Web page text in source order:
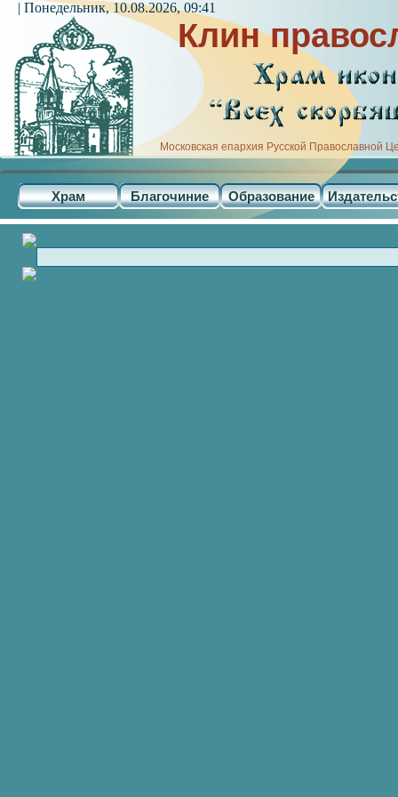
Клин
Московская епархия Русской Православной
Храм Благочиние Образование
| Понедельник, 10.08.2026, 09:41